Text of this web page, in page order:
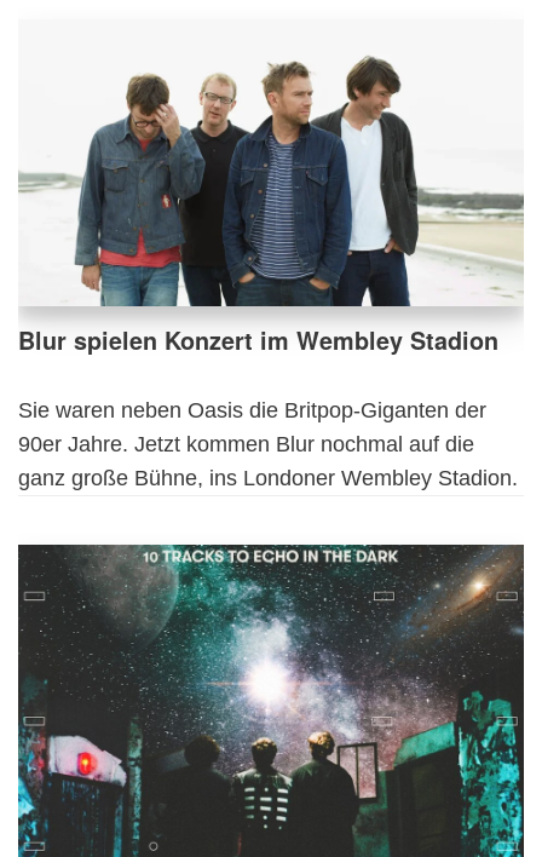
Blur spielen Konzert im Wembley Stadion
Sie waren neben Oasis die Britpop-Giganten der
90er Jahre. Jetzt kommen Blur nochmal auf die
ganz große Bühne, ins Londoner Wembley Stadion.